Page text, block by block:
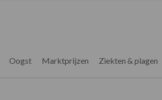
Oogst Marktprijzen Ziekten & plagen